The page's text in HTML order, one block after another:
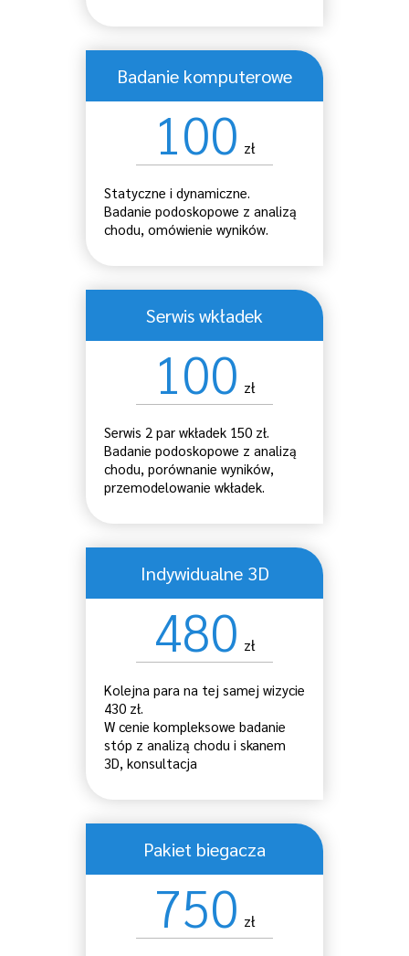
Badanie komputerowe
100 zł
Statyczne i dynamiczne.
Badanie podoskopowe z analizą
chodu, omówienie wyników.
Serwis wkładek
100 zł
Serwis 2 par wkładek 150 zł.
Badanie podoskopowe z analizą
chodu, porównanie wyników,
przemodelowanie wkładek.
Indywidualne 3D
480 zł
Kolejna para na tej samej wizycie
430 zł.
W cenie kompleksowe badanie
stóp z analizą chodu i skanem
3D, konsultacja
Pakiet biegacza
750 zł